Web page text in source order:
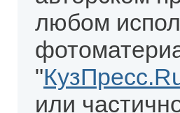
любом
"
или